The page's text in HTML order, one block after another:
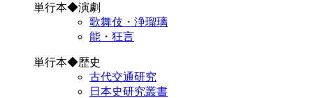
単行本◆演劇
歌舞伎・浄瑠璃
能・狂言
単行本◆歴史
古代交通研究
日本史研究叢書